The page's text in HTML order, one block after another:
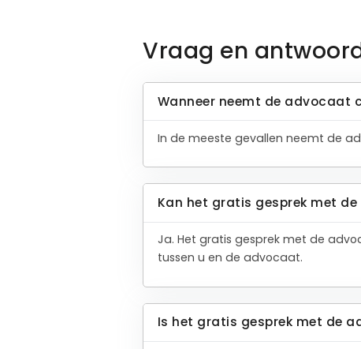
Vraag en
Wanneer neemt de advocaat
In de meeste gevallen neemt de
Kan het gratis gesprek met
Ja. Het gratis gesprek met de
tussen u en de advocaat.
Is het gratis gesprek met de